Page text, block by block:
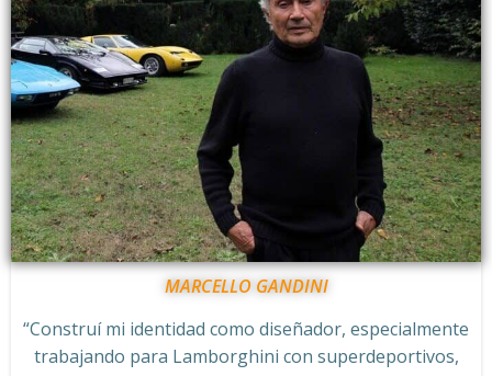
MARCELLO GANDINI
“Construí mi identidad como diseñador, especialmente
trabajando para Lamborghini con superdeportivos,